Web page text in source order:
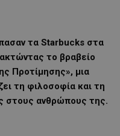
τα Starbucks στα
το βραβείο
Προτίμησης», μια
τη φιλοσοφία και τη
στους ανθρώπους της.